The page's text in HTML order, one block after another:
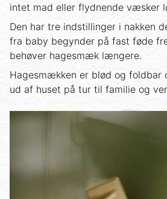
intet mad eller flydnende væsker
Den har tre indstillinger i nakken
fra baby begynder på fast føde
behøver hagesmæk længere.
Hagesmækken er blød og foldbar
ud af huset på tur til familie og